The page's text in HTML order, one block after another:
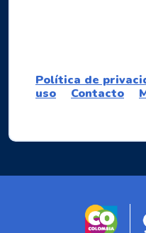
Política de
uso
Contacto